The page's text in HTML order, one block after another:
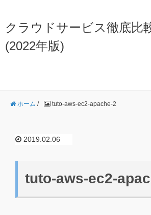
クラウドサービス徹底比
(2022年版)
ホーム / tuto-aws-ec2-apache-2
2019.02.06
tuto-aws-ec2-